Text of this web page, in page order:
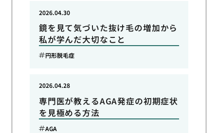
鏡を見て気づいた抜け毛の増加から
私が学んだ大切なこと
2026.04.30
円形脱毛症
専門医が教えるAGA発症の初期症状
を見極める方法
2026.04.28
AGA